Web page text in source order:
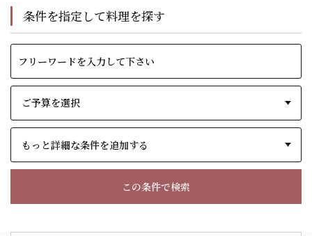
条件を指定して料理を探す
もっと詳細な条件を追加する
この条件で検索